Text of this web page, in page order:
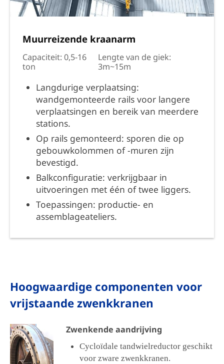
Muurreizende kraanarm
Capaciteit: 0,5-16
ton
Lengte van de giek:
3m~15m
Langdurige verplaatsing:
wandgemonteerde rails voor langere
verplaatsingen en bereik van meerdere
stations.
Op rails gemonteerd: sporen die op
gebouwkolommen of -muren zijn
bevestigd.
Balkconfiguratie: verkrijgbaar in
uitvoeringen met één of twee liggers.
Toepassingen: productie- en
assemblageateliers.
Hoogwaardige componenten voor
vrijstaande zwenkkranen
Zwenkende aandrijving
Cycloïdale tandwielreductor geschikt
voor zware zwenkkranen.